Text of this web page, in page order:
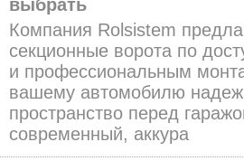
выбрать
Компания Rolsistem
секционные ворота по
и профессиональным
вашему автомобилю
пространство перед
современный, аккура